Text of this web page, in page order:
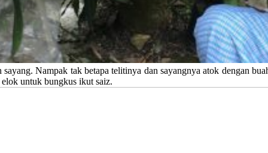
Nampak tak betapa telitinya dan sayangnya atok dengan
untuk bungkus ikut saiz.